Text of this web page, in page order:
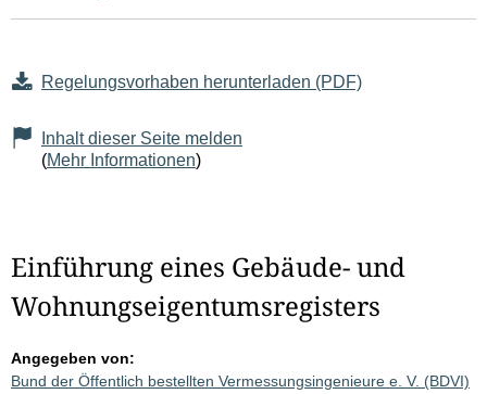
Regelungsvorhaben herunterladen (PDF)
Inhalt dieser Seite melden
(Mehr Informationen)
Einführung eines Gebäude- und
Wohnungseigentumsregisters
Angegeben von:
Bund der Öffentlich bestellten Vermessungsingenieure e. V. (BDVI)